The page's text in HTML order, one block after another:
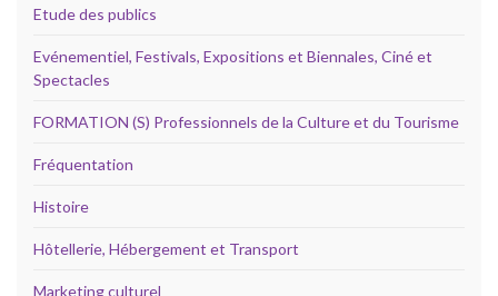
Etude des publics
Evénementiel, Festivals, Expositions et Biennales, Ciné et
Spectacles
FORMATION (S) Professionnels de la Culture et du Tourisme
Fréquentation
Histoire
Hôtellerie, Hébergement et Transport
Marketing culturel